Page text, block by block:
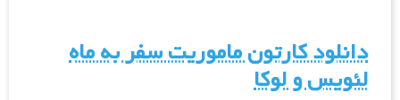
دانلود کارتون ماموریت سفر به ماه
لئویس و لوکا